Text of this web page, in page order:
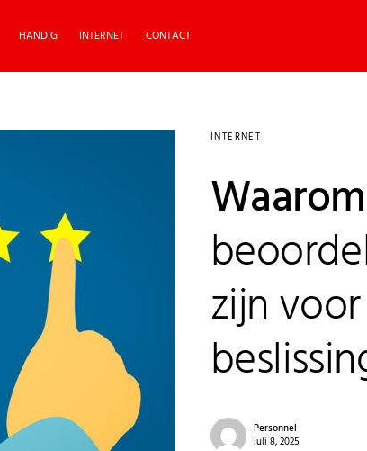
HANDIG INTERNET CONTACT
INTERNET
zijn
Personnel
juli 8, 2025